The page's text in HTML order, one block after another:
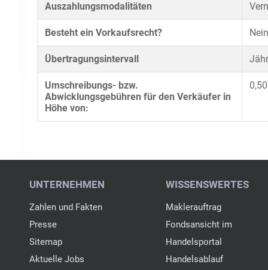
Auszahlungsmodalitäten
Besteht ein Vorkaufsrecht? Nein
Übertragungsintervall
Umschreibungs- bzw.
Abwicklungsgebühren für den Verkäufer in
Höhe von: